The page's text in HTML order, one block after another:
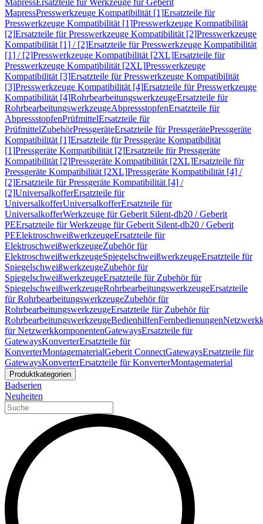
MapressErsatzteile für Werkzeuge für Geberit
MapressPresswerkzeuge Kompatibilität [1]Ersatzteile für
Presswerkzeuge Kompatibilität [1]Presswerkzeuge Kompatibilität
[2]Ersatzteile für Presswerkzeuge Kompatibilität [2]Presswerkzeuge
Kompatibilität [1] / [2]Ersatzteile für Presswerkzeuge Kompatibilität
[1] / [2]Presswerkzeuge Kompatibilität [2XL]Ersatzteile für
Presswerkzeuge Kompatibilität [2XL]Presswerkzeuge
Kompatibilität [3]Ersatzteile für Presswerkzeuge Kompatibilität
[3]Presswerkzeuge Kompatibilität [4]Ersatzteile für Presswerkzeuge
Kompatibilität [4]RohrbearbeitungswerkzeugeErsatzteile für
RohrbearbeitungswerkzeugeAbpressstopfenErsatzteile für
AbpressstopfenPrüfmittelErsatzteile für
PrüfmittelZubehörPressgeräteErsatzteile für PressgerätePressgeräte
Kompatibilität [1]Ersatzteile für Pressgeräte Kompatibilität
[1]Pressgeräte Kompatibilität [2]Ersatzteile für Pressgeräte
Kompatibilität [2]Pressgeräte Kompatibilität [2XL]Ersatzteile für
Pressgeräte Kompatibilität [2XL]Pressgeräte Kompatibilität [4] /
[2]Ersatzteile für Pressgeräte Kompatibilität [4] /
[2]UniversalkofferErsatzteile für
UniversalkofferUniversalkofferErsatzteile für
UniversalkofferWerkzeuge für Geberit Silent-db20 / Geberit
PEErsatzteile für Werkzeuge für Geberit Silent-db20 / Geberit
PEElektroschweißwerkzeugeErsatzteile für
ElektroschweißwerkzeugeZubehör für
ElektroschweißwerkzeugeSpiegelschweißwerkzeugeErsatzteile für
SpiegelschweißwerkzeugeZubehör für
SpiegelschweißwerkzeugeErsatzteile für Zubehör für
SpiegelschweißwerkzeugeRohrbearbeitungswerkzeugeErsatzteile
für RohrbearbeitungswerkzeugeZubehör für
RohrbearbeitungswerkzeugeErsatzteile für Zubehör für
RohrbearbeitungswerkzeugeBedienhilfenFernbedienungen
für NetzwerkkomponentenGatewaysErsatzteile für
GatewaysKonverterErsatzteile für
KonverterMontagematerialGeberit ConnectGatewaysErsatzteile für
GatewaysKonverterErsatzteile für KonverterMontagematerial
Produktkategorien
Badserien
Neuheiten